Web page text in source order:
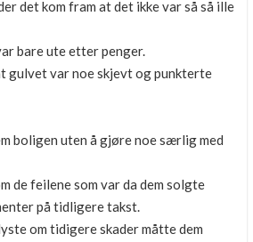
det kom fram at det ikke var så så ille
bare ute etter penger.
gulvet var noe skjevt og punkterte
boligen uten å gjøre noe særlig med
de feilene som var da dem solgte
på tidligere takst.
om tidigere skader måtte dem